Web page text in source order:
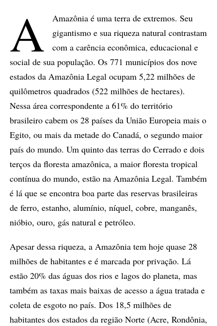
A
Amazônia é uma terra de extremos. Seu
gigantismo e sua riqueza natural contrastam
com a carência econômica, educacional e
social de sua população. Os 771 municípios dos nove
estados da Amazônia Legal ocupam 5,22 milhões de
quilômetros quadrados (522 milhões de hectares).
Nessa área correspondente a 61% do território
brasileiro cabem os 28 países da União Europeia mais o
Egito, ou mais da metade do Canadá, o segundo maior
país do mundo. Um quinto das terras do Cerrado e dois
terços da floresta amazônica, a maior floresta tropical
contínua do mundo, estão na Amazônia Legal. Também
é lá que se encontra boa parte das reservas brasileiras
de ferro, estanho, alumínio, níquel, cobre, manganês,
nióbio, ouro, gás natural e petróleo.
Apesar dessa riqueza, a Amazônia tem hoje quase 28
milhões de habitantes e é marcada por privação. Lá
estão 20% das águas dos rios e lagos do planeta, mas
também as taxas mais baixas de acesso a água tratada e
coleta de esgoto no país. Dos 18,5 milhões de
habitantes dos estados da região Norte (Acre, Rondônia,